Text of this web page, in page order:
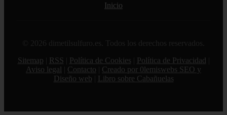
Inicio
© 2026 dimetilsulfuro.es. Todos los derechos reservados.
Sitemap
RSS Política de Cookies Política de Privacidad
Aviso legal
Contacto
Creado por 0lemiswebs SEO y
Diseño web
Libro sobre Cabañuelas